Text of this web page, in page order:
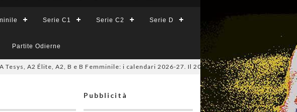
Serie C1 Serie C2 Serie D
Partite Odierne
A2 Élite, A2, B e B Femminile: i calendari 2026-27. Il 20 agosto la presentazione della Serie
Pubblicità